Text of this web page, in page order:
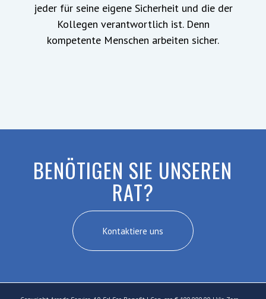
jeder für seine eigene Sicherheit und die der
Kollegen verantwortlich ist. Denn
kompetente Menschen arbeiten sicher.
BENÖTIGEN SIE UNSEREN
RAT?
Kontaktiere uns